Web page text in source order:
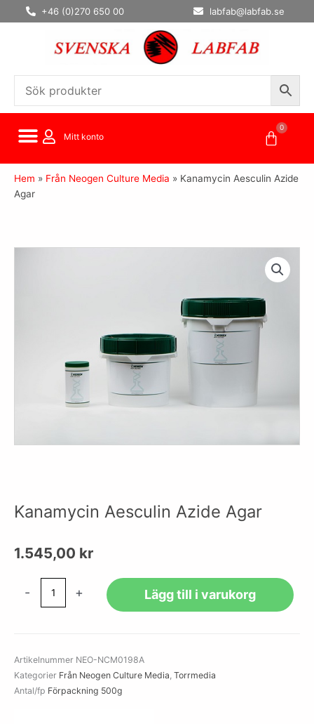
Hoppa
till
+46 (0)270 650 00 labfab@labfab.se
Mitt konto
0
Hem » Från Neogen Culture Media » Kanamycin Aesculin Azide
Agar
Kanamycin Aesculin Azide Agar
1.545,00 kr
- + Lägg till i varukorg
Artikelnummer NEO-NCM0198A
Kategorier Från Neogen Culture Media, Torrmedia
Antal/fp Förpackning 500g